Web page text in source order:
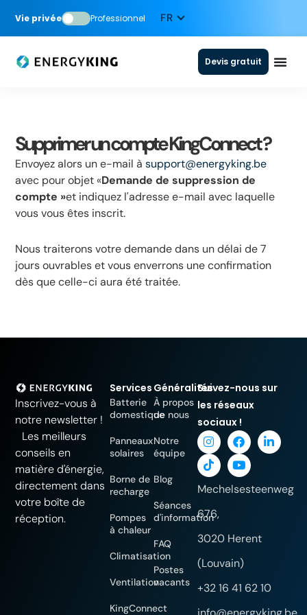
Vie privée Professionnel
Devis gratuit
Supprimer un compte KingConnect ?
Envoyez alors un e-mail àsupport@energyking.be
avec pour objet «Demande de suppression de
compte »et indiquez l'adresse e-mail avec laquelle
vous vous êtes inscrit.
Nous traiterons votre demande dans un délai de 7
jours ouvrables et vous enverrons une confirmation
dès que celle-ci aura été traitée.
Inscrivez-vous à
notre newsletter !
Les meilleurs
conseils en
matière d'énergie,
directement dans
votre boîte de
réception.
Services
Batterie
domestique
Panneaux
solaires
Borne de
recharge
Pompes
à chaleur
Climatisation
Ventilation
KingConnect
Généralités
À propos
de nous
Notre
équipe
Blog
Séances
d'information
FAQ
Postes
vacants
Suivez-nous sur
les réseaux
sociaux !
Mechelsesteenweg
676,
3020 Herent
(Louvain)
+32 16 41 62 10